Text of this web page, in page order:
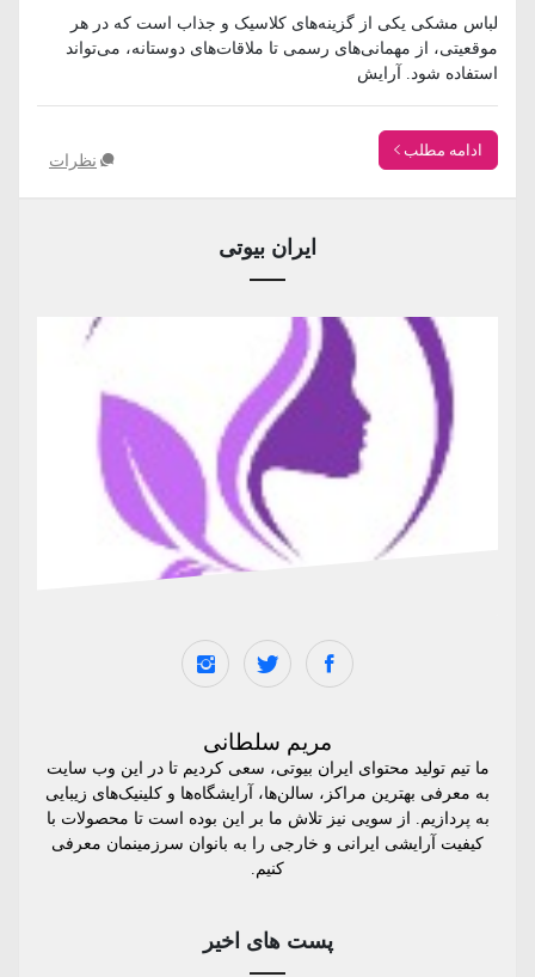
لباس مشکی یکی از گزینه‌های کلاسیک و جذاب است که در هر
موقعیتی، از مهمانی‌های رسمی تا ملاقات‌های دوستانه، می‌تواند
استفاده شود. آرایش
ادامه مطلب
نظرات
ایران بیوتی
مریم سلطانی
ما تیم تولید محتوای ایران بیوتی، سعی کردیم تا در این وب سایت
به معرفی بهترین مراکز، سالن‌ها، آرایشگاه‌ها و کلینیک‌های زیبایی
به پردازیم. از سویی نیز تلاش ما بر این بوده است تا محصولات با
کیفیت آرایشی ایرانی و خارجی را به بانوان سرزمینمان معرفی
کنیم.
پست های اخیر